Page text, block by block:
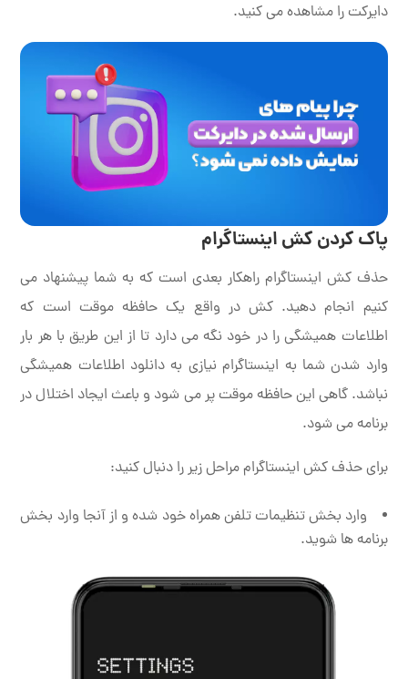
دایرکت را مشاهده می کنید.
پاک کردن کش اینستاگرام
حذف کش اینستاگرام راهکار بعدی است که به شما پیشنهاد می
کنیم انجام دهید. کش در واقع یک حافظه موقت است که
اطلاعات همیشگی را در خود نگه می دارد تا از این طریق با هر بار
وارد شدن شما به اینستاگرام نیازی به دانلود اطلاعات همیشگی
نباشد. گاهی این حافظه موقت پر می شود و باعث ایجاد اختلال در
برنامه می شود.
برای حذف کش اینستاگرام مراحل زیر را دنبال کنید:
وارد بخش تنظیمات تلفن همراه خود شده و از آنجا وارد بخش
برنامه ها شوید.